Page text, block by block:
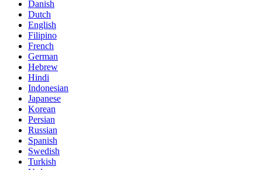
Danish
Dutch
English
Filipino
French
German
Hebrew
Hindi
Indonesian
Japanese
Korean
Persian
Russian
Spanish
Swedish
Turkish